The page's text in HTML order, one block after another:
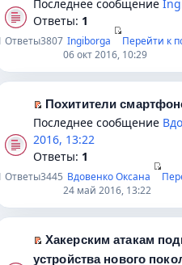
о
о
б
е
и
ю
а
н
о
м
у
с
о
о
б
е
н
и
ю
п
р
ч
и
т
а
н
н
о
у
с
о
о
п
е
р
о
у
н
е
п
р
ч
т
а
е
т
и
п
в
м
у
Последнее сообщение
Ответы: 1
Ответы3807 Ingiborga
Перейти к
06 окт 2016, 10:29
е
й
и
к
Похитители
Последнее сообщение
2016, 13:22
Ответы: 1
Ответы3445 Вдовенко Оксана
24 май 2016, 13:22
Хакерским атакам
устройства нового